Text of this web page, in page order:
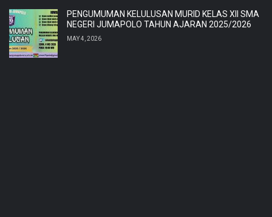
PENGUMUMAN KELULUSAN MURID KELAS XII SMA
NEGERI JUMAPOLO TAHUN AJARAN 2025/2026
MAY 4, 2026